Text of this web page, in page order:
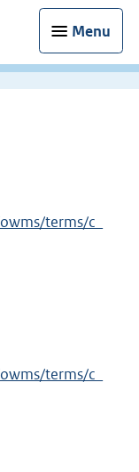
Menu
terms/c_
terms/c_